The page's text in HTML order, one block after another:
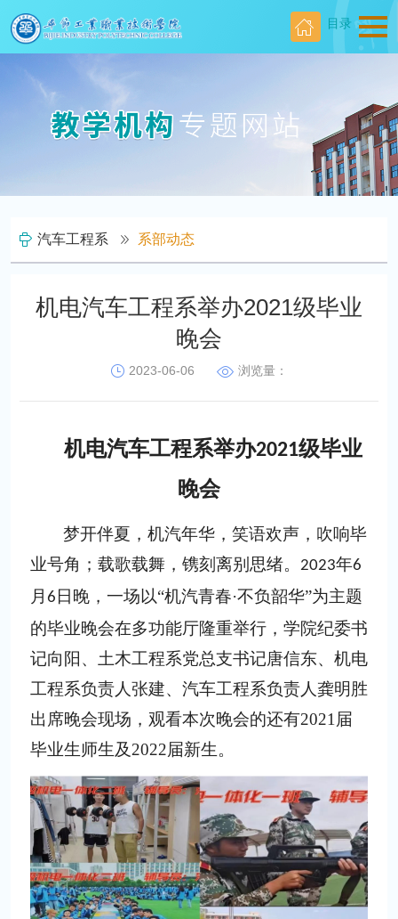
目录
汽车工程系 系部动态
机电汽车工程系举办2021级毕业
晚会
2023-06-06 浏览量：
机电汽车工程系举办2021级毕业
晚会
梦开伴夏，机汽年华，笑语欢声，吹响毕
业号角；载歌载舞，镌刻离别思绪。 2023年6
月 6 日晚，一场以“机汽青春·不负韶华”为主题
的毕业晚会在多功能厅隆重举行， 学院纪委书
记向阳、土木工程系党总支书记唐信东、机电
工程系负责人张建、汽车工程系负责人龚明胜
出席晚会现场，观看本次晚会的还有2021届
毕业生师生及2022届新生。